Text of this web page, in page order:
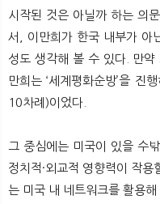
시작된 것은 아닐까 하는 의
서, 이만희가 한국 내부가 아
성도 생각해 볼 수 있다. 만
만희는 ‘세계평화순방’을 진
10차례)이었다.
그 중심에는 미국이 있을 수
정치적·외교적 영향력이 작
는 미국 내 네트워크를 활용